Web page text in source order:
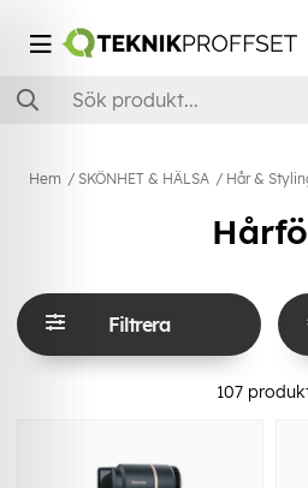
Hem SKÖNHET & HÄLSA Hår &
Filtrera
107